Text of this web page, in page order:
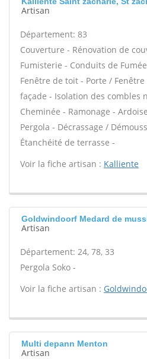
Artisan
Département: 83
Couverture - Rénovation de
Fumisterie - Conduits de
Fenêtre de toit - Porte / Fenêtre
façade - Isolation des combles
Cheminée - Ramonage -
Pergola - Décrassage /
Étanchéité de terrasse -
Voir la fiche artisan : Kalliente
Goldwindoorf Medard de
Artisan
Département: 24, 78, 33
Pergola Soko -
Voir la fiche artisan :
Multi depann Menton
Artisan